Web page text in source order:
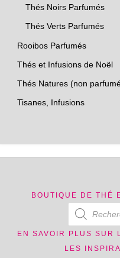
Thés Noirs Parfumés
Thés Verts Parfumés
Rooibos Parfumés
Thés et Infusions de Noël
Thés Natures (non
Tisanes, Infusions
BOUTIQUE DE THÉ
EN SAVOIR PLUS SUR
LES